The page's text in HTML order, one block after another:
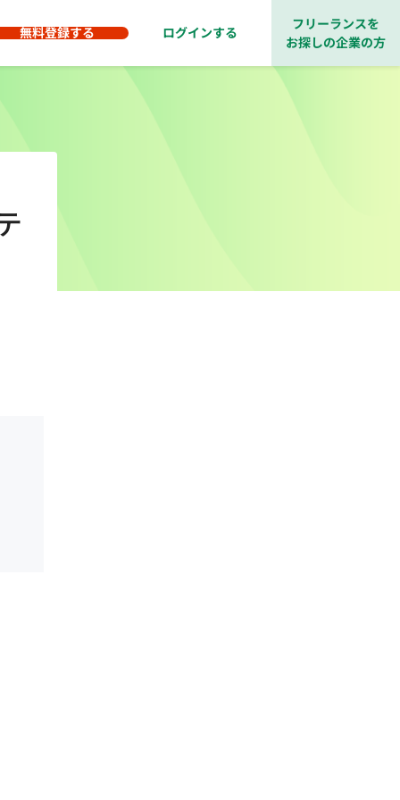
無料登録する ログインする
フリーランスを
お探しの企業の方